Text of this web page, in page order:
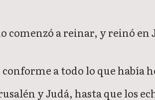
comenzó a reinar, y reinó
a todo lo que había
y Judá, hasta que los